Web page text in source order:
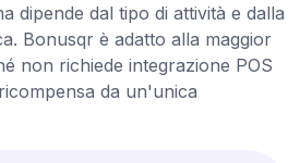
dipende dal tipo di attività e dalla
Bonusqr è adatto alla maggior
non richiede integrazione POS
da un'unica